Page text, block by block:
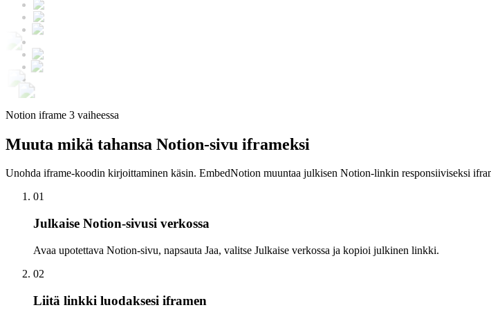
Notion iframe 3 vaiheessa
Muuta mikä tahansa Notion-sivu iframeksi
Unohda iframe-koodin kirjoittaminen käsin. EmbedNotion muuntaa julkisen Notion-linkin responsiiviseksi
01
Julkaise Notion-sivusi verkossa
Avaa upotettava Notion-sivu, napsauta Jaa, valitse Julkaise verkossa ja kopioi julkinen linkki.
02
Liitä linkki luodaksesi iframen